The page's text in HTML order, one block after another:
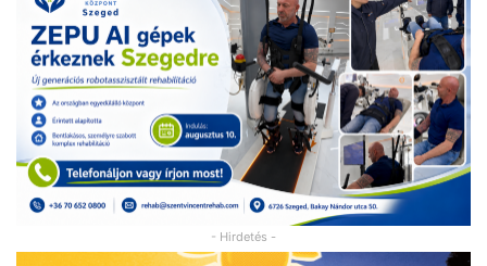
- Hirdetés -